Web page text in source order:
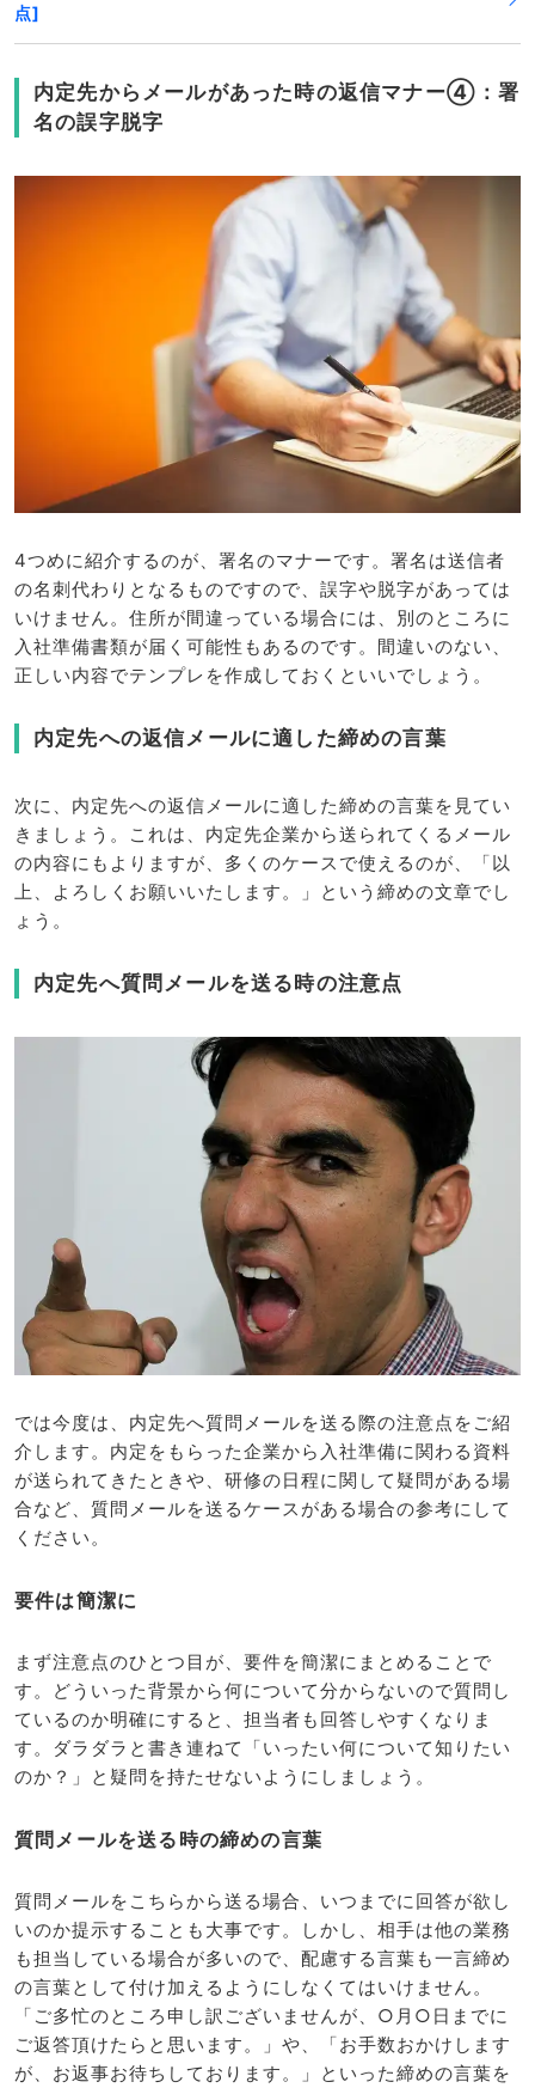
点]
内定先からメールがあった時の返信マナー④：署
名の誤字脱字
4つめに紹介するのが、署名のマナーです。署名は送信者
の名刺代わりとなるものですので、誤字や脱字があっては
いけません。住所が間違っている場合には、別のところに
入社準備書類が届く可能性もあるのです。間違いのない、
正しい内容でテンプレを作成しておくといいでしょう。
内定先への返信メールに適した締めの言葉
次に、内定先への返信メールに適した締めの言葉を見てい
きましょう。これは、内定先企業から送られてくるメール
の内容にもよりますが、多くのケースで使えるのが、「以
上、よろしくお願いいたします。」という締めの文章でし
ょう。
内定先へ質問メールを送る時の注意点
では今度は、内定先へ質問メールを送る際の注意点をご紹
介します。内定をもらった企業から入社準備に関わる資料
が送られてきたときや、研修の日程に関して疑問がある場
合など、質問メールを送るケースがある場合の参考にして
ください。
要件は簡潔に
まず注意点のひとつ目が、要件を簡潔にまとめることで
す。どういった背景から何について分からないので質問し
ているのか明確にすると、担当者も回答しやすくなりま
す。ダラダラと書き連ねて「いったい何について知りたい
のか？」と疑問を持たせないようにしましょう。
質問メールを送る時の締めの言葉
質問メールをこちらから送る場合、いつまでに回答が欲し
いのか提示することも大事です。しかし、相手は他の業務
も担当している場合が多いので、配慮する言葉も一言締め
の言葉として付け加えるようにしなくてはいけません。
「ご多忙のところ申し訳ございませんが、○月○日までに
ご返答頂けたらと思います。」や、「お手数おかけします
が、お返事お待ちしております。」といった締めの言葉を